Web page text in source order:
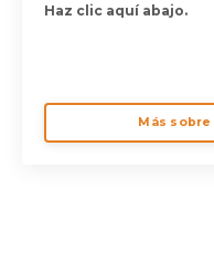
Haz clic aquí abajo.
Más